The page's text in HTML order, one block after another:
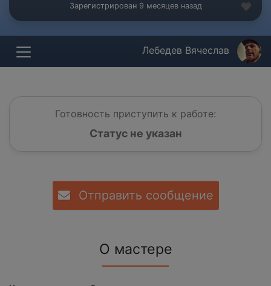
Зарегистрирован 9 месяцев назад
Лебедев Вячеслав
Готовность приступить к работе:
Статус не указан
Отправить сообщение
О мастере